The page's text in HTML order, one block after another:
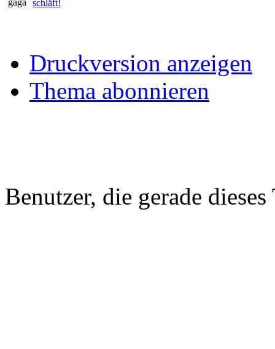
schläft!
Druckversion anzeigen
Thema abonnieren
Benutzer, die gerade